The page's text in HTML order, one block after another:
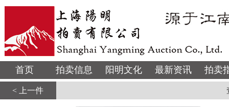
首页 拍卖信息 阳明文化 最新资讯 拍卖
< 上一件